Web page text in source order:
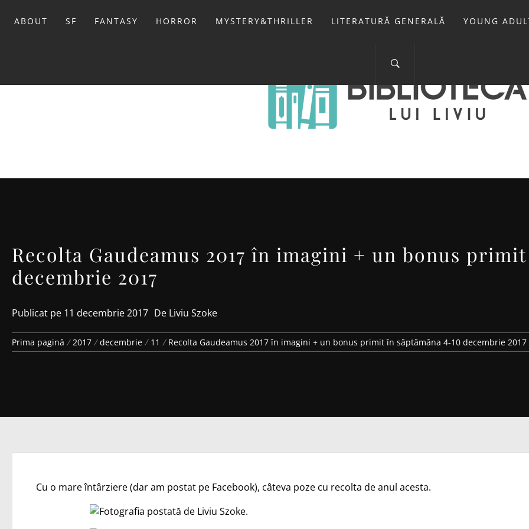
ABOUT SF FANTASY HORROR MYSTERY&THRILLER LITERATURĂ GENERALĂ YOUNG
BIBLIOTECA
Recolta Gaudeamus 2017 în imagini + un bonus
decembrie 2017
Publicat pe 11 decembrie 2017 De Liviu Szoke
Prima pagină 2017 decembrie 11 Recolta Gaudeamus 2017 în imagini + un bonus primit în săptămâna 4-10 decembrie 2017
Cu o mare întârziere (dar am postat pe Facebook), câteva poze cu recolta de anul acesta.